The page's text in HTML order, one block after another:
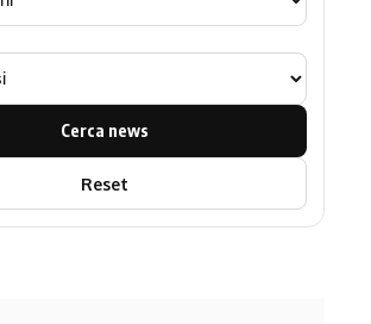
Cerca news
Reset